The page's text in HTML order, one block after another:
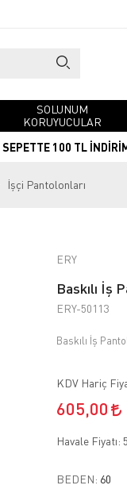
SOLUNUM
KORUYUCULAR
SEPETTE 100 TL
İşçi Pantolonları
ERY
Baskılı İş
ERY-50113
Baskılı İş
KDV Hariç
605,00
Havale Fiyatı:
BEDEN: 60